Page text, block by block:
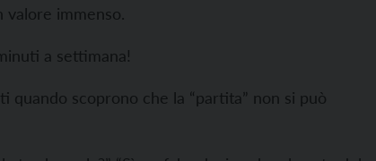
immenso.
a settimana!
quando scoprono che la “partita” non si può